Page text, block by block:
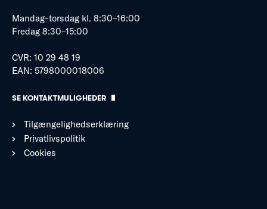
Mandag–torsdag kl. 8:30–16:00
Fredag 8:30–15:00
CVR: 10 29 48 19
EAN: 5798000018006
SE KONTAKTMULIGHEDER
Tilgængelighedserklæring
Privatlivspolitik
Cookies